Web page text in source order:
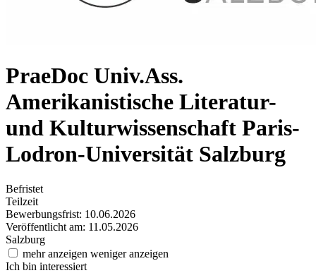
PraeDoc Univ.Ass.
Amerikanistische Literatur-
und Kulturwissenschaft Paris-
Lodron-Universität Salzburg
Befristet
Teilzeit
Bewerbungsfrist: 10.06.2026
Veröffentlicht am: 11.05.2026
Salzburg
mehr anzeigen weniger anzeigen
Ich bin interessiert